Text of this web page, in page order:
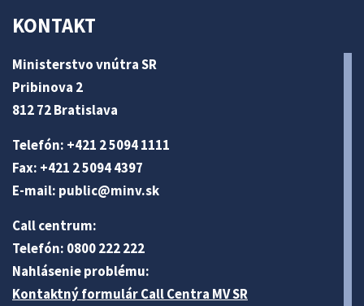
KONTAKT
Ministerstvo vnútra SR
Pribinova 2
812 72 Bratislava
Telefón: +421 2 5094 1111
Fax: +421 2 5094 4397
E-mail: public@minv.sk
Call centrum:
Telefón: 0800 222 222
Nahlásenie problému:
Kontaktný formulár Call Centra MV SR